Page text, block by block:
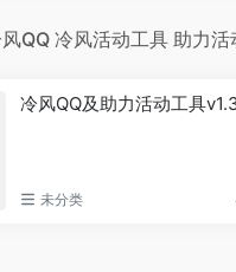
QQ 冷风活动工具 助力活
冷风QQ及助力活动工具
未分类